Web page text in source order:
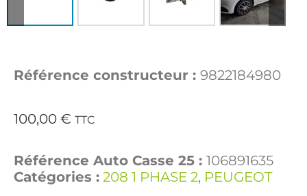
Référence constructeur : 9822184980
100,00 € TTC
Référence Auto Casse 25 : 106891635
Catégories : 208 1 PHASE 2, PEUGEOT